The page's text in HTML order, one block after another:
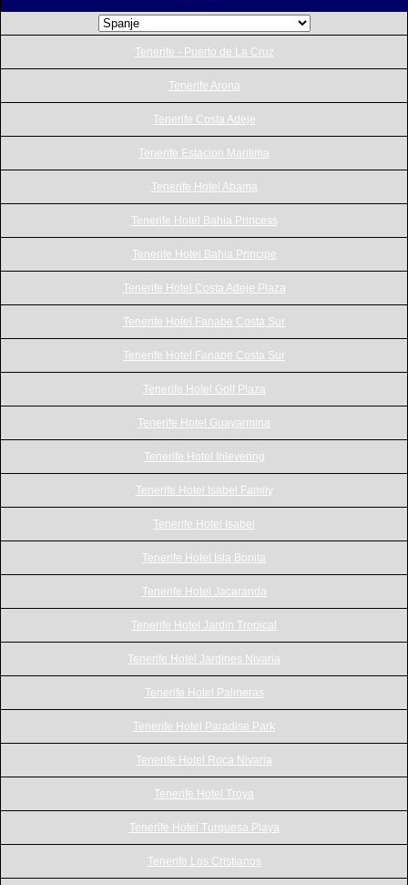
Tenerife - Puerto de La Cruz
Tenerife Arona
Tenerife Costa Adeje
Tenerife Estacion Maritima
Tenerife Hotel Abama
Tenerife Hotel Bahia Princess
Tenerife Hotel Bahia Principe
Tenerife Hotel Costa Adeje Plaza
Tenerife Hotel Fanabe Costa Sur
Tenerife Hotel Fanabe Costa Sur
Tenerife Hotel Golf Plaza
Tenerife Hotel Guayarmina
Tenerife Hotel Inlevering
Tenerife Hotel Isabel Family
Tenerife Hotel Isabel
Tenerife Hotel Isla Bonita
Tenerife Hotel Jacaranda
Tenerife Hotel Jardin Tropical
Tenerife Hotel Jardines Nivaria
Tenerife Hotel Palmeras
Tenerife Hotel Paradise Park
Tenerife Hotel Roca Nivaria
Tenerife Hotel Troya
Tenerife Hotel Turquesa Playa
Tenerife Los Cristianos